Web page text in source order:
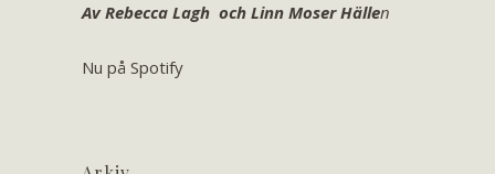
Av Rebecca Lagh och Linn Moser Hällen
Nu på Spotify